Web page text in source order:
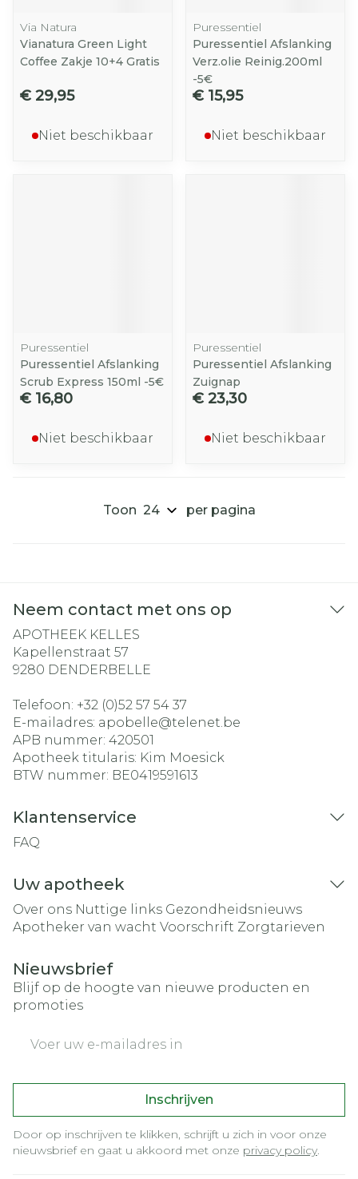
Via Natura
Vianatura Green Light
Coffee Zakje 10+4 Gratis
€ 29,95
Niet beschikbaar
Puressentiel
Puressentiel Afslanking
Verz.olie Reinig.200ml
-5€
€ 15,95
Niet beschikbaar
Puressentiel
Puressentiel Afslanking
Scrub Express 150ml -5€
€ 16,80
Niet beschikbaar
Puressentiel
Puressentiel Afslanking
Zuignap
€ 23,30
Niet beschikbaar
Toon per pagina
Neem contact met ons op
APOTHEEK KELLES
Kapellenstraat 57
9280 DENDERBELLE
Telefoon: +32 (0)52 57 54 37
E-mailadres: apobelle@telenet.be
APB nummer: 420501
Apotheek titularis: Kim Moesick
BTW nummer: BE0419591613
Klantenservice
FAQ
Uw apotheek
Over ons Nuttige links Gezondheidsnieuws
Apotheker van wacht Voorschrift Zorgtarieven
Nieuwsbrief
Blijf op de hoogte van nieuwe producten en
promoties
Inschrijven
Door op inschrijven te klikken, schrijft u zich in voor onze
nieuwsbrief en gaat u akkoord met onze privacy policy.